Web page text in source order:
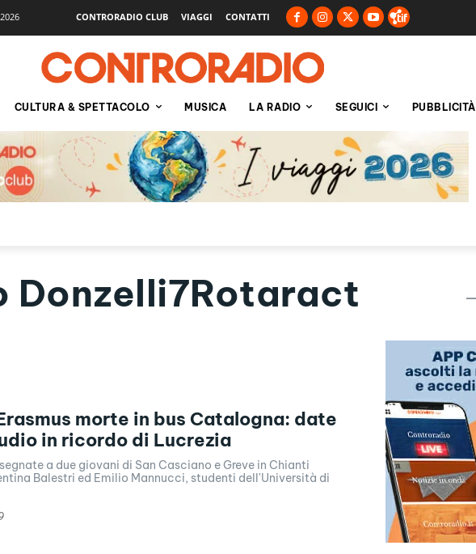
CONTRORADIO CLUB VIAGGI CONTATTI
CULTURA & SPETTACOLO MUSICA LA RADIO SEGUICI PUBBLICITÀ
Donzelli7Rotaract
morte in bus Catalogna: date
in ricordo di Lucrezia
a due giovani di San Casciano e Greve in Chianti
Balestri ed Emilio Mannucci, studenti dell'Università di